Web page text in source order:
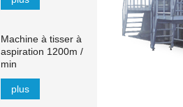
MJN-PL
Machine à tisser à
aspiration 1200m /
min
plus